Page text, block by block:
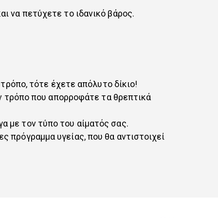
να πετύχετε το ιδανικό βάρος.
τότε έχετε απόλυτο δίκιο!
τρόπο που απορροφάτε τα θρεπτικά
με τον τύπο του αίματός σας.
υγείας, που θα αντιστοιχεί